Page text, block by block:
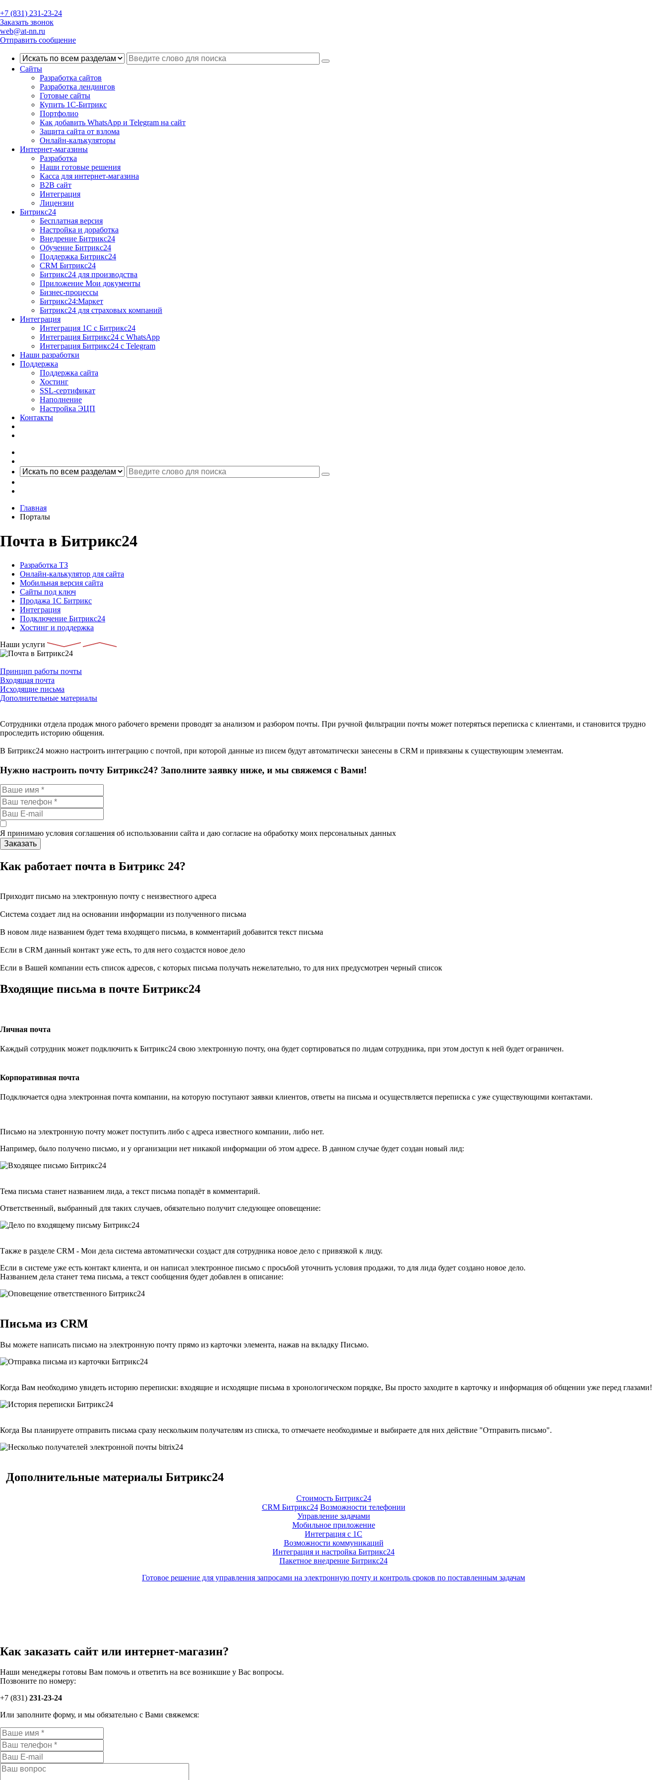
+7 (831) 231-23-24
Заказать звонок
web@at-nn.ru
Отправить сообщение
Сайты
Разработка сайтов
Разработка лендингов
Готовые сайты
Купить 1С-Битрикс
Портфолио
Как добавить WhatsApp и Telegram на сайт
Защита сайта от взлома
Онлайн-калькуляторы
Интернет-магазины
Разработка
Наши готовые решения
Касса для интернет-магазина
B2B сайт
Интеграция
Лицензии
Битрикс24
Бесплатная версия
Настройка и доработка
Внедрение Битрикс24
Обучение Битрикс24
Поддержка Битрикс24
CRM Битрикс24
Битрикс24 для производства
Приложение Мои документы
Бизнес-процессы
Битрикс24:Маркет
Битрикс24 для страховых компаний
Интеграция
Интеграция 1С с Битрикс24
Интеграция Битрикс24 с WhatsApp
Интеграция Битрикс24 с Telegram
Наши разработки
Поддержка
Поддержка сайта
Хостинг
SSL-сертификат
Наполнение
Настройка ЭЦП
Контакты
Главная
Порталы
Почта в Битрикс24
Разработка ТЗ
Онлайн-калькулятор для сайта
Мобильная версия сайта
Сайты под ключ
Продажа 1С Битрикс
Интеграция
Подключение Битрикс24
Хостинг и поддержка
Наши услуги
Принцип работы почты
Входящая почта
Исходящие письма
Дополнительные материалы
Сотрудники отдела продаж много рабочего времени проводят за анализом и разбором почты. При ручной фильтрации почты может потеряться переписка с клиентами, и становится трудно
проследить историю общения.
В Битрикс24 можно настроить интеграцию с почтой, при которой данные из писем будут автоматически занесены в CRM и привязаны к существующим элементам.
Нужно настроить почту Битрикс24? Заполните заявку ниже, и мы свяжемся с Вами!
Я принимаю условия соглашения об использовании сайта и даю согласие на обработку моих персональных данных
Как работает почта в Битрикс 24?
Приходит письмо на электронную почту с неизвестного адреса
Система создает лид на основании информации из полученного письма
В новом лиде названием будет тема входящего письма, в комментарий добавится текст письма
Если в CRM данный контакт уже есть, то для него создастся новое дело
Если в Вашей компании есть список адресов, с которых письма получать нежелательно, то для них предусмотрен черный список
Входящие письма в почте Битрикс24
Личная почта
Каждый сотрудник может подключить к Битрикс24 свою электронную почту, она будет сортироваться по лидам сотрудника, при этом доступ к ней будет ограничен.
Корпоративная почта
Подключается одна электронная почта компании, на которую поступают заявки клиентов, ответы на письма и осуществляется переписка с уже существующими контактами.
Письмо на электронную почту может поступить либо с адреса известного компании, либо нет.
Например, было получено письмо, и у организации нет никакой информации об этом адресе. В данном случае будет создан новый лид:
Тема письма станет названием лида, а текст письма попадёт в комментарий.
Ответственный, выбранный для таких случаев, обязательно получит следующее оповещение:
Также в разделе CRM - Мои дела система автоматически создаст для сотрудника новое дело с привязкой к лиду.
Если в системе уже есть контакт клиента, и он написал электронное письмо с просьбой уточнить условия продажи, то для лида будет создано новое дело.
Названием дела станет тема письма, а текст сообщения будет добавлен в описание:
Письма из CRM
Вы можете написать письмо на электронную почту прямо из карточки элемента, нажав на вкладку Письмо.
Когда Вам необходимо увидеть историю переписки: входящие и исходящие письма в хронологическом порядке, Вы просто заходите в карточку и информация об общении уже перед глазами!
Когда Вы планируете отправить письма сразу нескольким получателям из списка, то отмечаете необходимые и выбираете для них действие "Отправить письмо".
Дополнительные материалы Битрикс24
Стоимость Битрикс24
CRM Битрикс24 Возможности телефонии
Управление задачами
Мобильное приложение
Интеграция с 1С
Возможности коммуникаций
Интеграция и настройка Битрикс24
Пакетное внедрение Битрикс24
Готовое решение для управления запросами на электронную почту и контроль сроков по поставленным задачам
Как заказать сайт или интернет-магазин?
Наши менеджеры готовы Вам помочь и ответить на все возникшие у Вас вопросы.
Позвоните по номеру:
+7 (831) 231-23-24
Или заполните форму, и мы обязательно с Вами свяжемся: